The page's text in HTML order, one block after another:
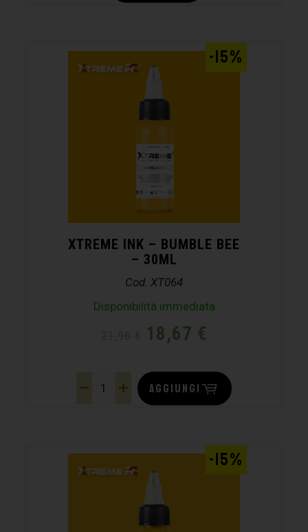
XTREME INK – BUMBLE BEE
– 30ML
Cod. XT064
Disponibilità immediata
18,67 €
-15%
AGGIUNGI
-15%